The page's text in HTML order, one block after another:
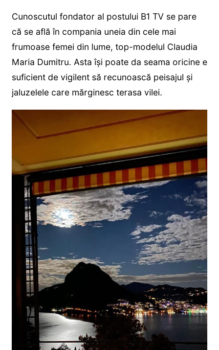
Cunoscutul fondator al postului B1 TV se pare
că se află în compania uneia din cele mai
frumoase femei din lume, top-modelul Claudia
Maria Dumitru. Asta își poate da seama oricine e
suficient de vigilent să recunoască peisajul și
jaluzelele care mărginesc terasa vilei.